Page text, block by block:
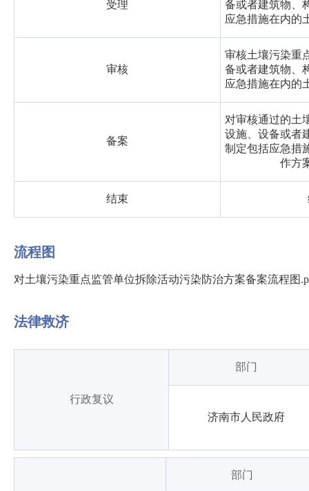
受理
备或者建筑物、
应急措施在内的
审核
审核土壤污染重
备或者建筑物、
应急措施在内的
备案
对审核通过的土
设施、设备或者
制定包括应急措
作方
结束
流程图
对土壤污染重点监管单位拆除活动污染防治方案备案流程图
法律救济
行政复议
部门
济南市人民政府
部门